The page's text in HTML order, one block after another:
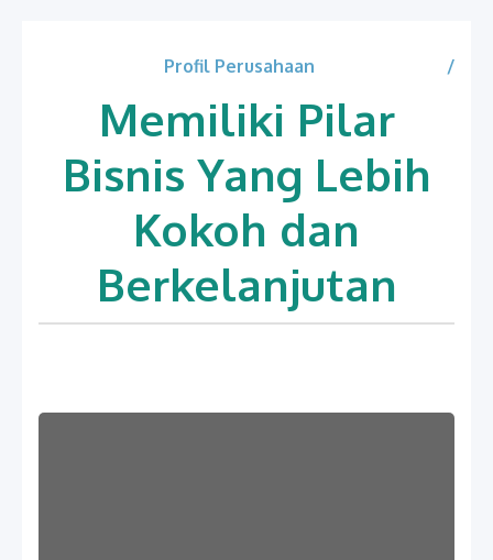
Profil Perusahaan
Memiliki Pilar
Bisnis Yang Lebih
Kokoh dan
Berkelanjutan